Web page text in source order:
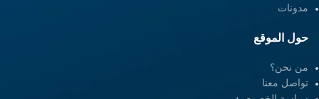
مدونات
حول الموقع
من نحن؟
تواصل معنا